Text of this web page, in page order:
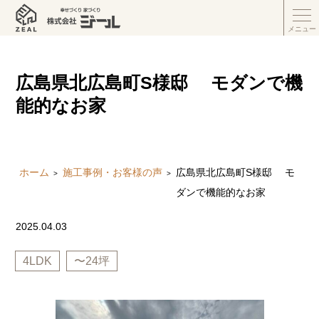
メニュー
広島県北広島町S様邸 モダンで機
能的なお家
ホーム 施工事例・お客様の声
広島県北広島町S様邸 モ
ダンで機能的なお家
2025.04.03
4LDK 〜24坪